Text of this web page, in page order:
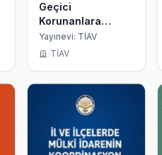
Geçici
Korunanlara
Yönelik Sağlık
Politikaları Analizi
Yayınevi: TİAV
TİAV